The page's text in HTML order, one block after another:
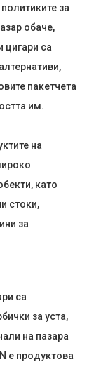
за
обаче,
цигари са
пакетчета
им.
на
като
стоки,
за
са
за уста,
на пазара
е продуктова